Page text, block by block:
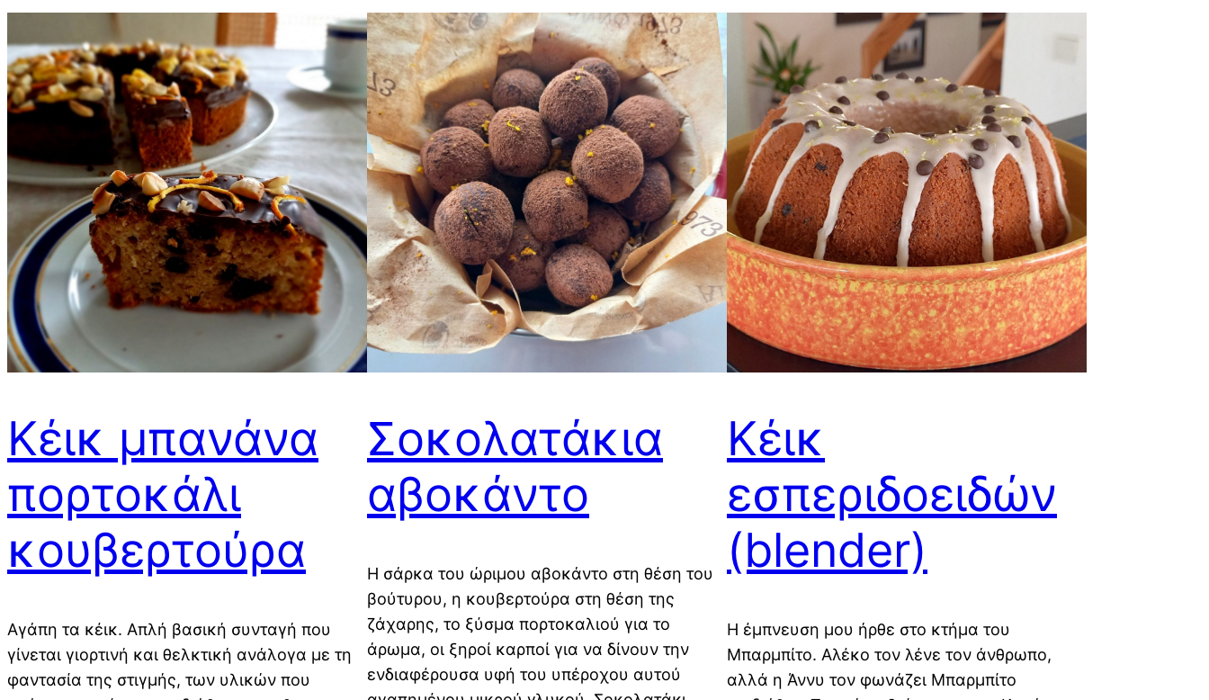
Κέικ μπανάνα
πορτοκάλι
κουβερτούρα
Αγάπη τα κέικ. Απλή βασική συνταγή που
γίνεται γιορτινή και θελκτική ανάλογα με τη
φαντασία της στιγμής, των υλικών που
Σοκολατάκια
αβοκάντο
Η σάρκα του ώριμου αβοκάντο στη θέση του
βούτυρου, η κουβερτούρα στη θέση της
ζάχαρης, το ξύσμα πορτοκαλιού για το
άρωμα, οι ξηροί καρποί για να δίνουν την
ενδιαφέρουσα υφή του υπέροχου αυτού
Κέικ
εσπεριδοειδών
(blender)
Η έμπνευση μου ήρθε στο κτήμα του
Μπαρμπίτο. Αλέκο τον λένε τον άνθρωπο,
αλλά η Άννυ τον φωνάζει Μπαρμπίτο